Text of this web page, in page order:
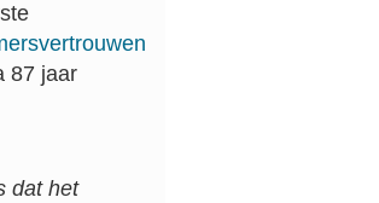
87 jaar
dat het